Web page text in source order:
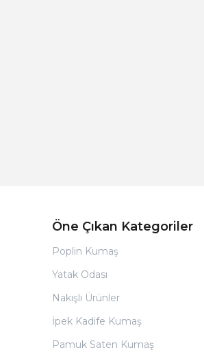
Öne Çıkan Kategoriler
Poplin Kumaş
Yatak Odası
Nakışlı Ürünler
İpek Kadife Kumaş
Pamuk Saten Kumaş